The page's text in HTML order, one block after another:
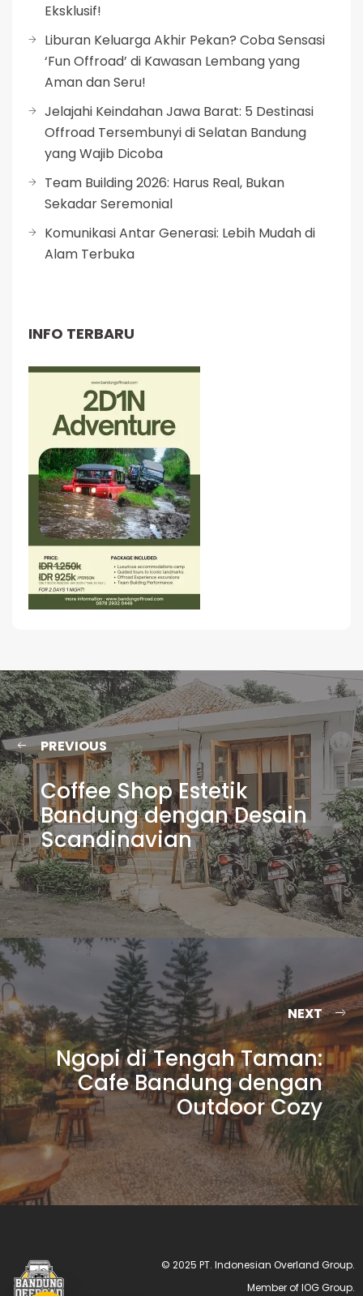
Eksklusif!
Liburan Keluarga Akhir Pekan? Coba Sensasi
‘Fun Offroad’ di Kawasan Lembang yang
Aman dan Seru!
Jelajahi Keindahan Jawa Barat: 5 Destinasi
Offroad Tersembunyi di Selatan Bandung
yang Wajib Dicoba
Team Building 2026: Harus Real, Bukan
Sekadar Seremonial
Komunikasi Antar Generasi: Lebih Mudah di
Alam Terbuka
INFO TERBARU
PREVIOUS
Coffee Shop Estetik
Bandung dengan Desain
Scandinavian
NEXT
Ngopi di Tengah Taman:
Cafe Bandung dengan
Outdoor Cozy
© 2025 PT. Indonesian Overland Group.
Member of IOG Group.